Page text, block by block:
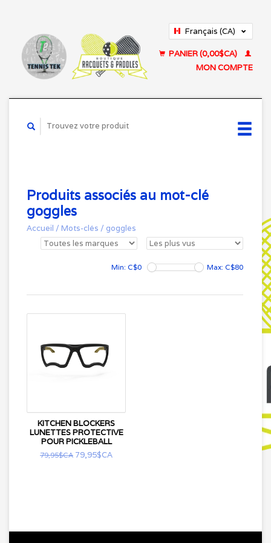
Français (CA)
PANIER (0,00$CA)
MON COMPTE
Produits associés au mot-clé
goggles
Accueil / Mots-clés / goggles
Min: C$0 Max: C$80
KITCHEN BLOCKERS
LUNETTES PROTECTIVE
POUR PICKLEBALL
79,95$CA 79,95$CA